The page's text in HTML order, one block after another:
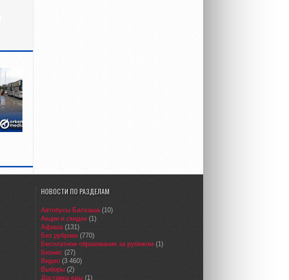
НОВОСТИ ПО РАЗДЕЛАМ
Автобусы Балхаша(10)
Акции и скидки (1)
Афиша(131)
Без рубрики (770)
Бесплатное образование за рубежом (1)
Бизнес (27)
Видео (3 460)
Выборы (2)
Доставка еды (1)